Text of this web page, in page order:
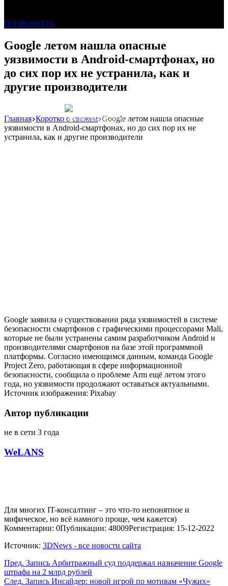
ПОЗВОНИТЬ
Google летом нашла опасные
уязвимости в Android-смартфонах, но
до сих пор их не устранила, как и
другие производители
Реклама: WeLANS облако
Главная Коротко о свежем Google летом нашла опасные
уязвимости в Android-смартфонах, но до сих пор их не
устранила, как и другие производители
Google заявила о существовании ряда уязвимостей в системе
безопасности смартфонов с графическими процессорами Mali,
которые не были устранены самим разработчиком Android и
производителями смартфонов на базе этой программной
платформы. Согласно имеющимся данным, команда Google
Project Zero, работающая в сфере информационной
безопасности, сообщила о проблеме Arm ещё летом этого
года, но уязвимости продолжают оставаться актуальными.
Источник изображения: Pixabay
Автор публикации
не в сети 3 года
WeLANS
Для многих IT-консалтинг – это что-то непонятное и
мифическое, но всё намного проще, чем кажется)
Комментарии: 0Публикации: 48009Регистрация: 15-12-2022
Источник: 3DNews - все новости сайта
Пред. Запись Арбитражный суд поддержал назначение Google
штрафа на 2 млрд рублей
След. Запись Инсайдер: новой игрой по мотивам «Чужих»